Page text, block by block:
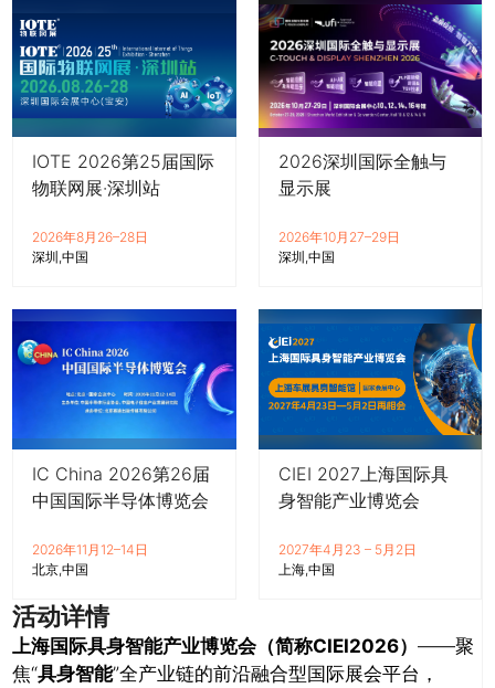
IOTE 2026第25届国际
物联网展·深圳站
2026年8月26–28日
深圳 中国
2026深圳国际全触与
显示展
2026年10月27–29日
深圳 中国
IC China 2026第26届
中国国际半导体博览会
2026年11月12–14日
北京 中国
CIEI 2027上海国际具
身智能产业博览会
2027年4月23 – 5月2日
上海 中国
活动详情
上海国际具身智能产业博览会（简称CIEI2026） ——聚
焦“具身智能”全产业链的前沿融合型国际展会平台，